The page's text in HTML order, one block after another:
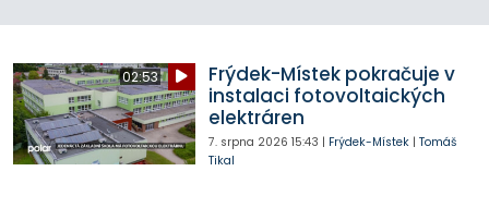
02:53
Frýdek-Místek pokračuje v
instalaci fotovoltaických
elektráren
7. srpna 2026 15:43 | Frýdek-Místek| Tomáš
Tikal